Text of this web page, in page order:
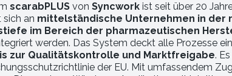
scarabPLUS von Syncwork ist seit über 20
an mittelständische Unternehmen in der
im Bereich der pharmazeutischen
werden. Das System deckt alle Prozesse
zur Qualitätskontrolle und Marktfreigabe.
der EU. Mit umfassendem